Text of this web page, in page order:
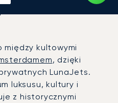
–
między kultowymi
, dzięki
LunaJets.
luksusu, kultury i
z historycznymi